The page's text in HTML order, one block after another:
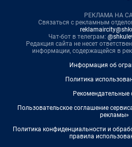
РЕКЛАМА НА
Связаться с рекламным
Чат-бот в телеграм:
Редакция сайта не несет
информации, содержащейся в
Информация об
Политика
Рекомендательные
Пользовательское соглашение
рекламы»
Политика конфиденциальности и
правила